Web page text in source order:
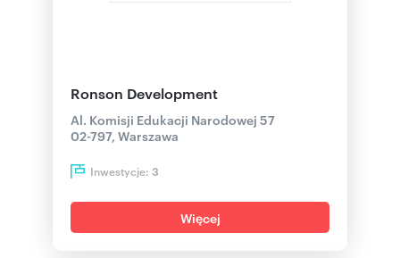
Ronson Development
Al. Komisji Edukacji Narodowej 57
02-797, Warszawa
Inwestycje: 3
Więcej